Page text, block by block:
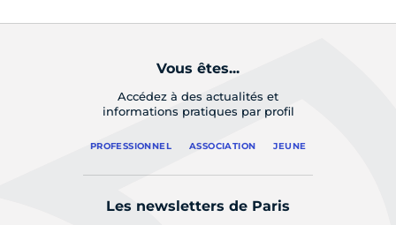
Vous êtes...
Accédez à des actualités et
informations pratiques par profil
PROFESSIONNEL ASSOCIATION JEUNE
Les newsletters de Paris